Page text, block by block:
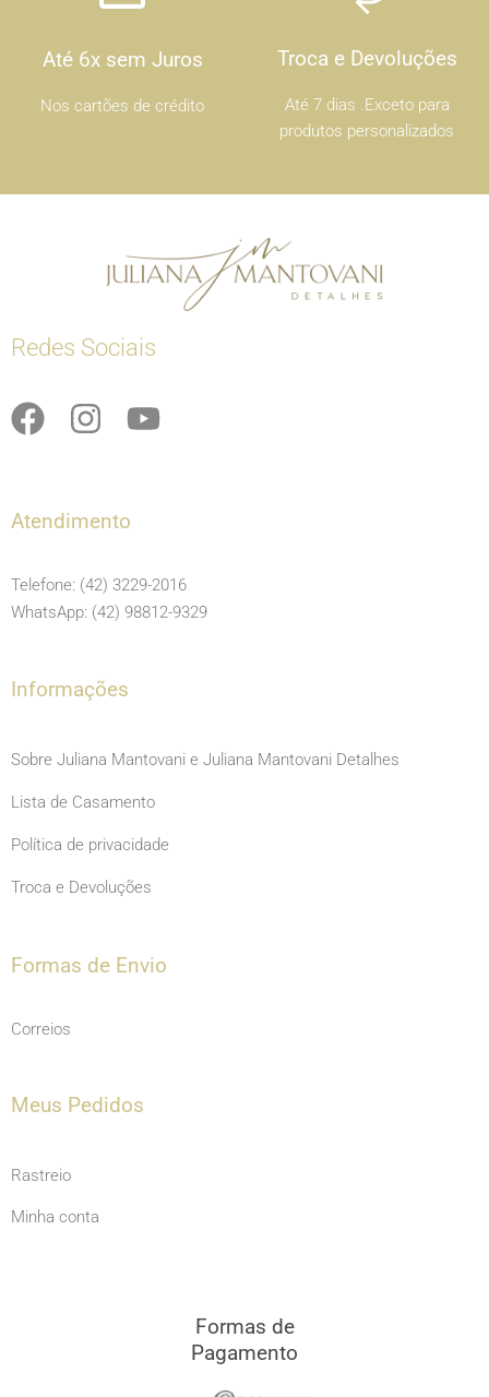
Até 6x sem Juros
Nos cartões de crédito
Troca e Devoluções
Até 7 dias .Exceto para
produtos personalizados
Redes Sociais
F
e
o
o
I
t
g
r
m
Y
b
e
Atendimento
Telefone: (42) 3229-2016
WhatsApp: (42) 98812-9329
Informações
Sobre Juliana Mantovani e Juliana Mantovani Detalhes
Lista de Casamento
Política de privacidade
Troca e Devoluções
Formas de Envio
Correios
Meus Pedidos
Rastreio
Minha conta
Formas de
Pagamento